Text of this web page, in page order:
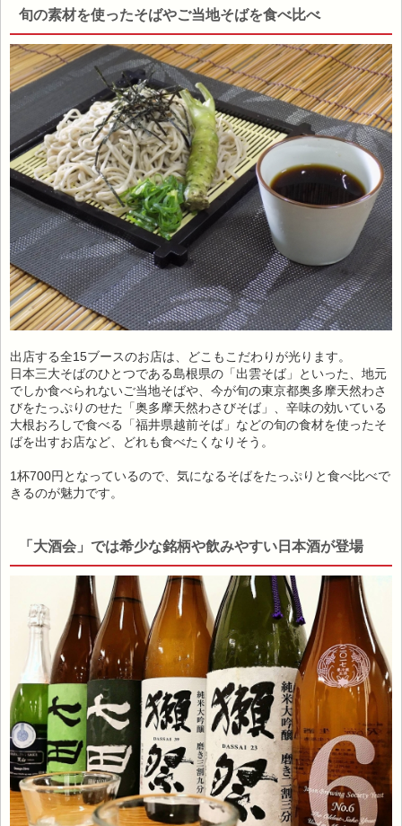
旬の素材を使ったそばやご当地そばを食べ比べ
出店する全15ブースのお店は、どこもこだわりが光ります。
日本三大そばのひとつである島根県の「出雲そば」といった、地元
でしか食べられないご当地そばや、今が旬の東京都奥多摩天然わさ
びをたっぷりのせた「奥多摩天然わさびそば」、辛味の効いている
大根おろしで食べる「福井県越前そば」などの旬の食材を使ったそ
ばを出すお店など、どれも食べたくなりそう。
1杯700円となっているので、気になるそばをたっぷりと食べ比べで
きるのが魅力です。
「大酒会」では希少な銘柄や飲みやすい日本酒が登場